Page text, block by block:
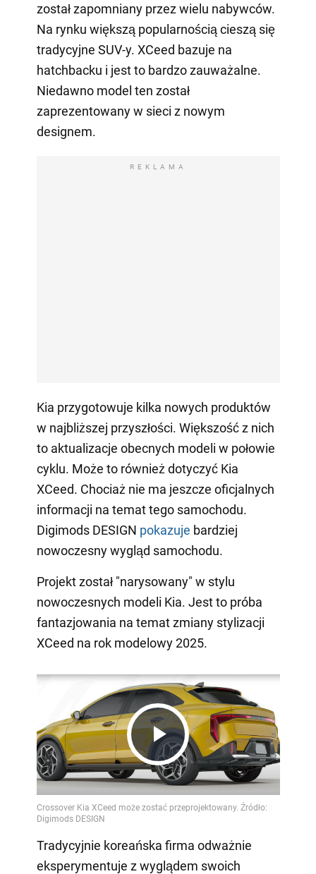
został zapomniany przez wielu nabywców.
Na rynku większą popularnością cieszą się
tradycyjne SUV-y. XCeed bazuje na
hatchbacku i jest to bardzo zauważalne.
Niedawno model ten został
zaprezentowany w sieci z nowym
designem.
REKLAMA
Kia przygotowuje kilka nowych produktów
w najbliższej przyszłości. Większość z nich
to aktualizacje obecnych modeli w połowie
cyklu. Może to również dotyczyć Kia
XCeed. Chociaż nie ma jeszcze oficjalnych
informacji na temat tego samochodu.
Digimods DESIGN pokazuje bardziej
nowoczesny wygląd samochodu.
Projekt został "narysowany" w stylu
nowoczesnych modeli Kia. Jest to próba
fantazjowania na temat zmiany stylizacji
XCeed na rok modelowy 2025.
Play
Video
Tradycyjnie koreańska firma odważnie
eksperymentuje z wyglądem swoich